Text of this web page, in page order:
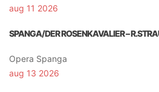
aug 11 2026
SPANGA/DER ROSENKAVALIER –
Opera Spanga
aug 13 2026